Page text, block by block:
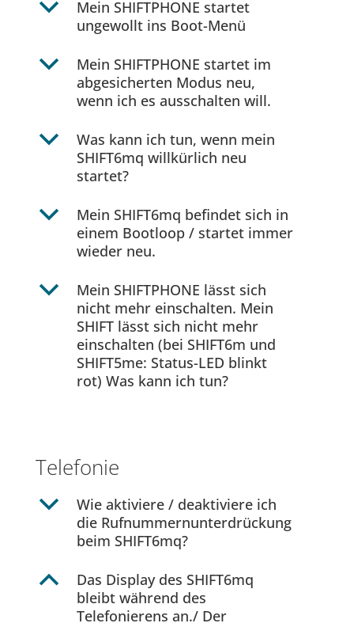
b
Mein SHIFTPHONE startet
ungewollt ins Boot-Menü
b
Mein SHIFTPHONE startet im
abgesicherten Modus neu,
wenn ich es ausschalten will.
b
Was kann ich tun, wenn mein
SHIFT6mq willkürlich neu
startet?
b
Mein SHIFT6mq befindet sich in
einem Bootloop / startet immer
wieder neu.
b
Mein SHIFTPHONE lässt sich
nicht mehr einschalten. Mein
SHIFT lässt sich nicht mehr
einschalten (bei SHIFT6m und
SHIFT5me: Status-LED blinkt
rot) Was kann ich tun?
Telefonie
b
Wie aktiviere / deaktiviere ich
die Rufnummernunterdrückung
beim SHIFT6mq?
B
Das Display des SHIFT6mq
bleibt während des
Telefonierens an./ Der